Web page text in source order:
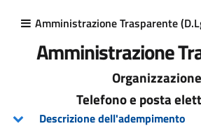
Amministrazione Trasparente
Amministrazione
Organizzazione
Telefono e posta
Descrizione dell'adempimento